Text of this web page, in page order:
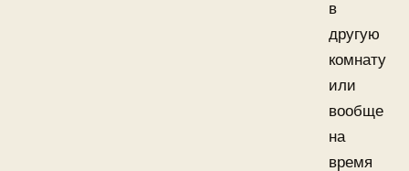
в
другую
комнату
или
вообще
на
время